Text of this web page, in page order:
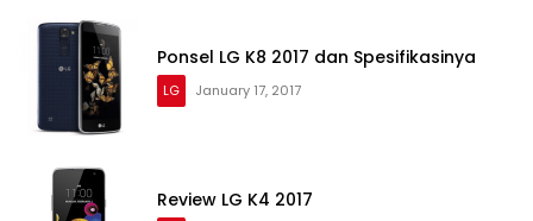
Ponsel LG K8 2017 dan Spesifikasinya
LG January 17, 2017
Review LG K4 2017